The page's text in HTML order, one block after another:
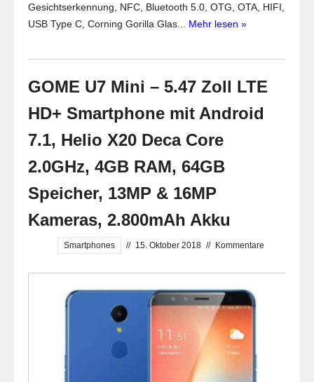
Gesichtserkennung, NFC, Bluetooth 5.0, OTG, OTA, HIFI,
USB Type C, Corning Gorilla Glas... Mehr lesen »
GOME U7 Mini – 5.47 Zoll LTE
HD+ Smartphone mit Android
7.1, Helio X20 Deca Core
2.0GHz, 4GB RAM, 64GB
Speicher, 13MP & 16MP
Kameras, 2.800mAh Akku
Smartphones // 15. Oktober 2018 // Kommentare